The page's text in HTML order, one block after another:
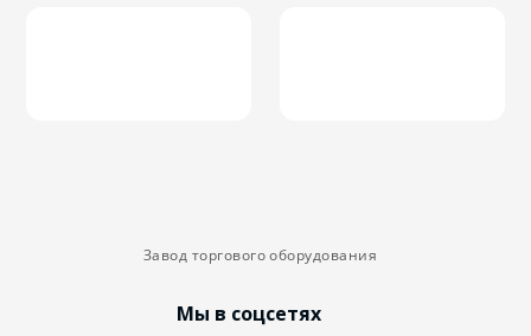
Завод торгового оборудования
Мы в соцсетях